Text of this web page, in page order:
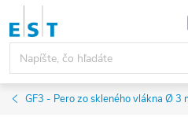
Prejsť
obsah
GF3 - Pero zo skleného vlákna Ø 3